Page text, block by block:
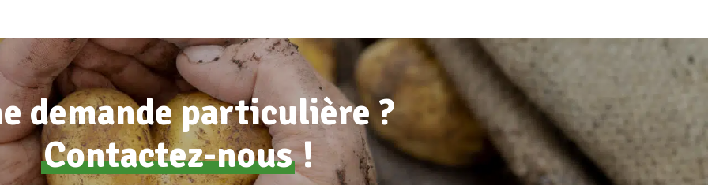
demande particulière ?
Contactez-nous!